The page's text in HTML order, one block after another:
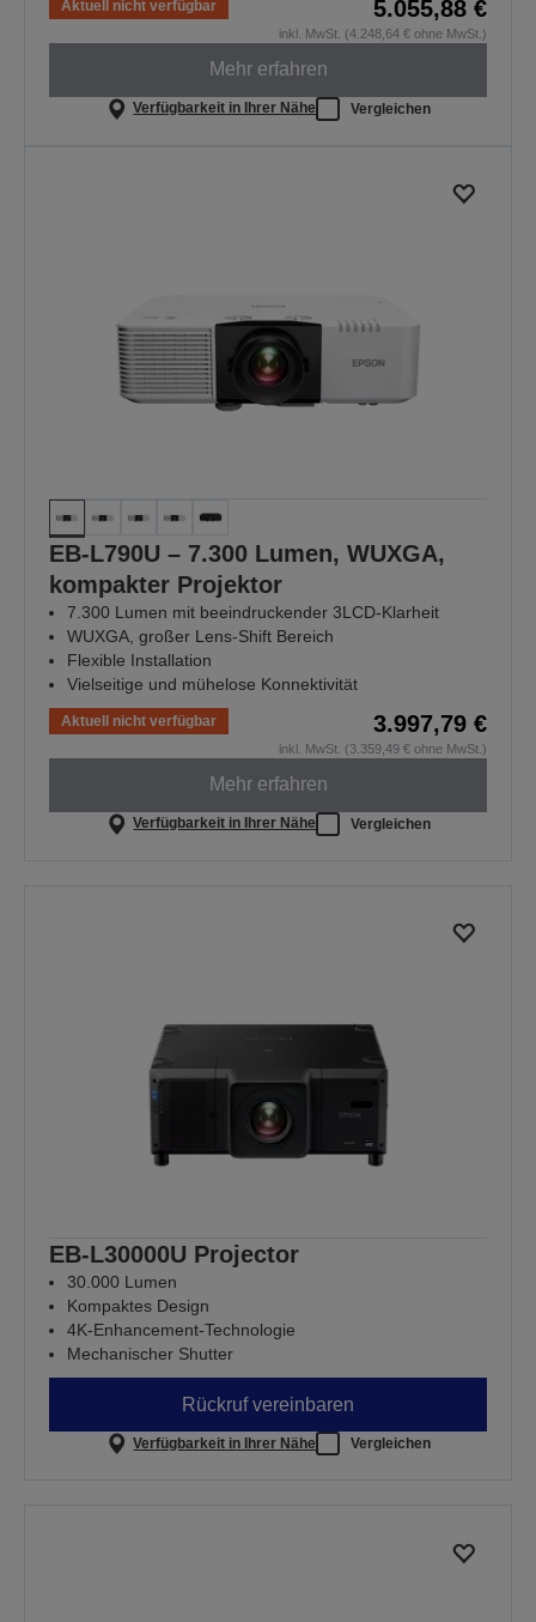
Aktuell nicht verfügbar 5.055,88 €
inkl. MwSt. (4.248,64 € ohne MwSt.)
Mehr erfahren
Verfügbarkeit in Ihrer Nähe Vergleichen
EB-L790U – 7.300 Lumen, WUXGA,
kompakter Projektor
7.300 Lumen mit beeindruckender 3LCD-Klarheit
WUXGA, großer Lens-Shift Bereich
Flexible Installation
Vielseitige und mühelose Konnektivität
Aktuell nicht verfügbar 3.997,79 €
inkl. MwSt. (3.359,49 € ohne MwSt.)
Mehr erfahren
Verfügbarkeit in Ihrer Nähe Vergleichen
EB-L30000U Projector
30.000 Lumen
Kompaktes Design
4K-Enhancement-Technologie
Mechanischer Shutter
Rückruf vereinbaren
Verfügbarkeit in Ihrer Nähe Vergleichen